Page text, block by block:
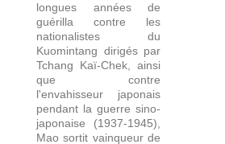
longues années de
guérilla contre les
nationalistes du
Kuomintang dirigés par
Tchang Kaï-Chek, ainsi
que contre
l'envahisseur japonais
pendant la guerre sino-
japonaise (1937-1945),
Mao sortit vainqueur de